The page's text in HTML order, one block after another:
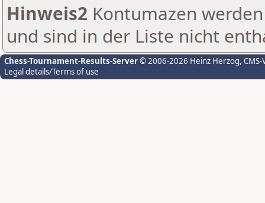
Hinweis2 Kontumazen
und sind in der Liste nicht
Chess-Tournament-Results-Server© 2006-2026 Heinz Herzog,
Legal details/Terms of use